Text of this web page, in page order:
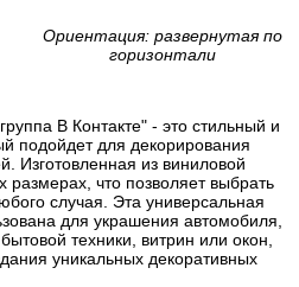
Ориентация: развернутая по
горизонтали
В Контакте" - это стильный и
подойдет для декорирования
Изготовленная из виниловой
размерах, что позволяет выбрать
случая. Эта универсальная
для украшения автомобиля,
техники, витрин или окон,
уникальных декоративных